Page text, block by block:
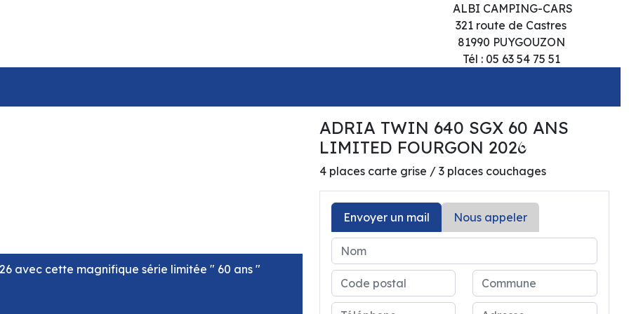
ALBI CAMPING-CARS
321 route de Castres
81990 PUYGOUZON
Tél : 05 63 54 75 51
ADRIA TWIN 640 SGX 60 ANS
LIMITED FOURGON 2026
4 places carte grise / 3 places couchages
69 900€
avec cette magnifique série limitée " 60 ans "
Envoyer un mail Nous appeler